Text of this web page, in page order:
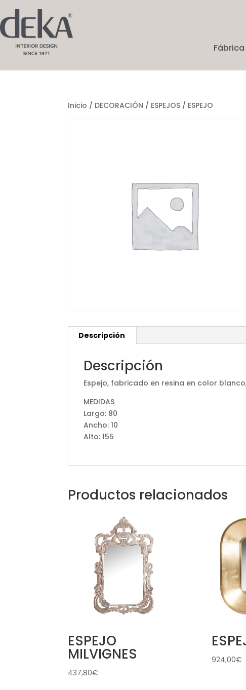
Fábrica
Inicio / DECORACIÓN / ESPEJOS / ESPEJO
Descripción
Descripción
Espejo, fabricado en resina en color
MEDIDAS
Largo: 80
Ancho: 10
Alto: 155
Productos relacionados
ESPEJO
MILVIGNES
437,80€
924,00€